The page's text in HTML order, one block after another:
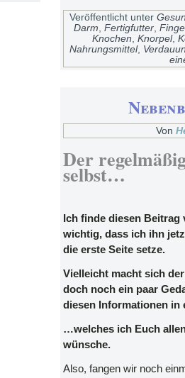
Veröffentlicht unter
Darm, Fertigfutter,
Knochen, Knorpel,
Nahrungsmittel,
Von
Der
selbst…
Ich finde diesen
wichtig, dass ich ihn
die erste Seite setze.
Vielleicht macht sich
doch noch ein paar
diesen Informationen
…welches ich Euch
wünsche.
Also, fangen wir noch